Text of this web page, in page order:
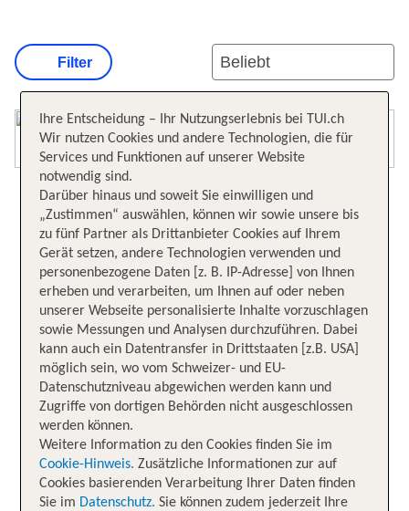
Karte öffnen
Filter
Ihre Entscheidung – Ihr Nutzungserlebnis bei TUI.ch
Wir nutzen Cookies und andere Technologien, die für
Services und Funktionen auf unserer Website
notwendig sind.
Darüber hinaus und soweit Sie einwilligen und
„Zustimmen“ auswählen, können wir sowie unsere bis
zu fünf Partner als Drittanbieter Cookies auf Ihrem
Gerät setzen, andere Technologien verwenden und
personenbezogene Daten [z. B. IP-Adresse] von Ihnen
erheben und verarbeiten, um Ihnen auf oder neben
unserer Webseite personalisierte Inhalte vorzuschlagen
sowie Messungen und Analysen durchzuführen. Dabei
kann auch ein Datentransfer in Drittstaaten [z.B. USA]
möglich sein, wo vom Schweizer- und EU-
Datenschutzniveau abgewichen werden kann und
Zugriffe von dortigen Behörden nicht ausgeschlossen
werden können.
Weitere Information zu den Cookies finden Sie im
Cookie-Hinweis. Zusätzliche Informationen zur auf
Cookies basierenden Verarbeitung Ihrer Daten finden
Sie im Datenschutz. Sie können zudem jederzeit Ihre